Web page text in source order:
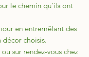
le chemin qu'ils ont
en entremêlant des
choisis.
sur rendez-vous chez